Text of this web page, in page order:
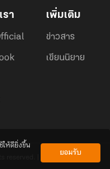
รา เพิ่มเติม
ข่าวสาร
เขียนนิยาย
ห้ดียิ่งขึ้น
ยอมรับ